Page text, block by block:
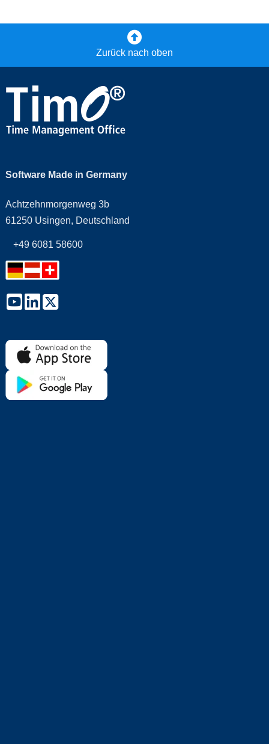
Zurück nach oben
Software Made in Germany
Achtzehnmorgenweg 3b
61250 Usingen, Deutschland
+49 6081 58600